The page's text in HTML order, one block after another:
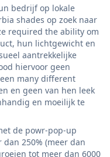
bedrijf op lokale
shades op zoek naar
required the ability om
hun lichtgewicht en
aantrekkelijke
hiervoor geen
many different
en geen van hen leek
en moeilijk te
de powr-pop-up
250% (meer dan
tot meer dan 6000